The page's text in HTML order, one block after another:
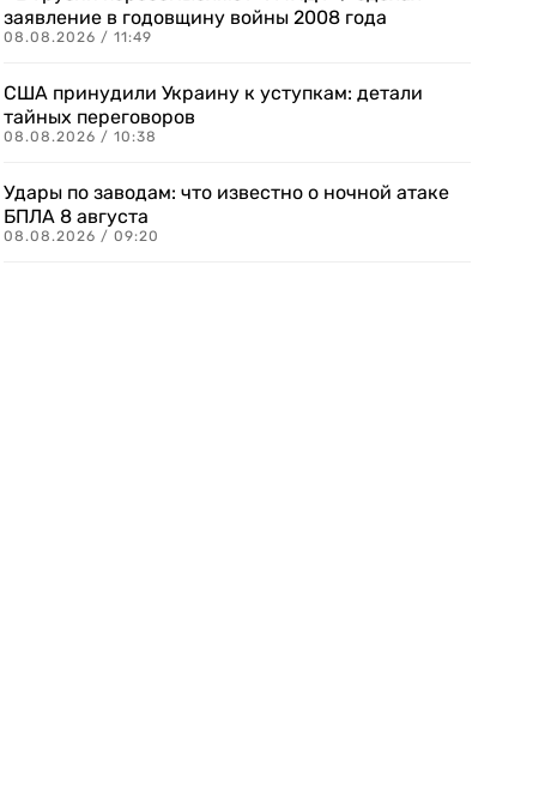
заявление в годовщину войны 2008 года
08.08.2026 / 11:49
США принудили Украину к уступкам: детали
тайных переговоров
08.08.2026 / 10:38
Удары по заводам: что известно о ночной атаке
БПЛА 8 августа
08.08.2026 / 09:20